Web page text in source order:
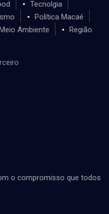
Tecnolgia
Política Macaé
Ambiente Região
o compromisso que todos